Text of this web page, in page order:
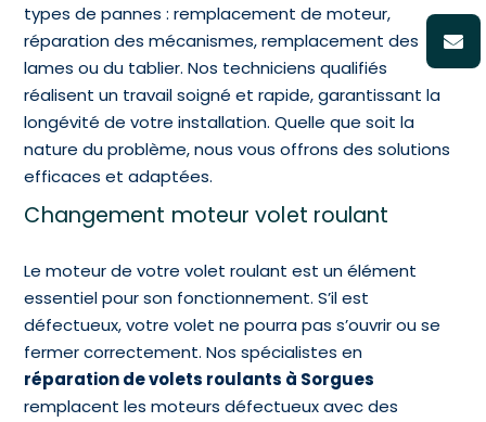
types de pannes : remplacement de moteur,
réparation des mécanismes, remplacement des
lames ou du tablier. Nos techniciens qualifiés
réalisent un travail soigné et rapide, garantissant la
longévité de votre installation. Quelle que soit la
nature du problème, nous vous offrons des solutions
efficaces et adaptées.
Changement moteur volet roulant
Le moteur de votre volet roulant est un élément
essentiel pour son fonctionnement. S’il est
défectueux, votre volet ne pourra pas s’ouvrir ou se
fermer correctement. Nos spécialistes en
réparation de volets roulants à Sorgues
remplacent les moteurs défectueux avec des